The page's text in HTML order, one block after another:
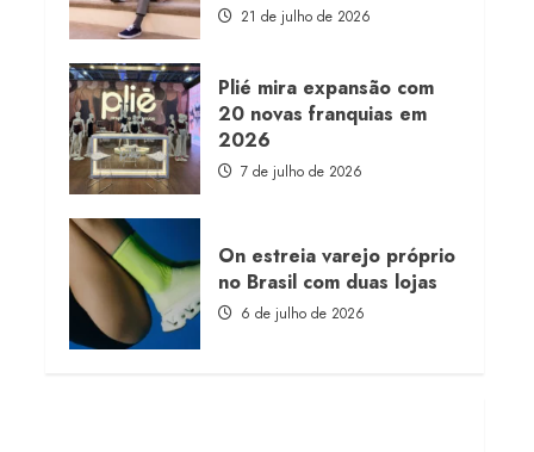
21 de julho de 2026
Plié mira expansão com
20 novas franquias em
2026
7 de julho de 2026
On estreia varejo próprio
no Brasil com duas lojas
6 de julho de 2026